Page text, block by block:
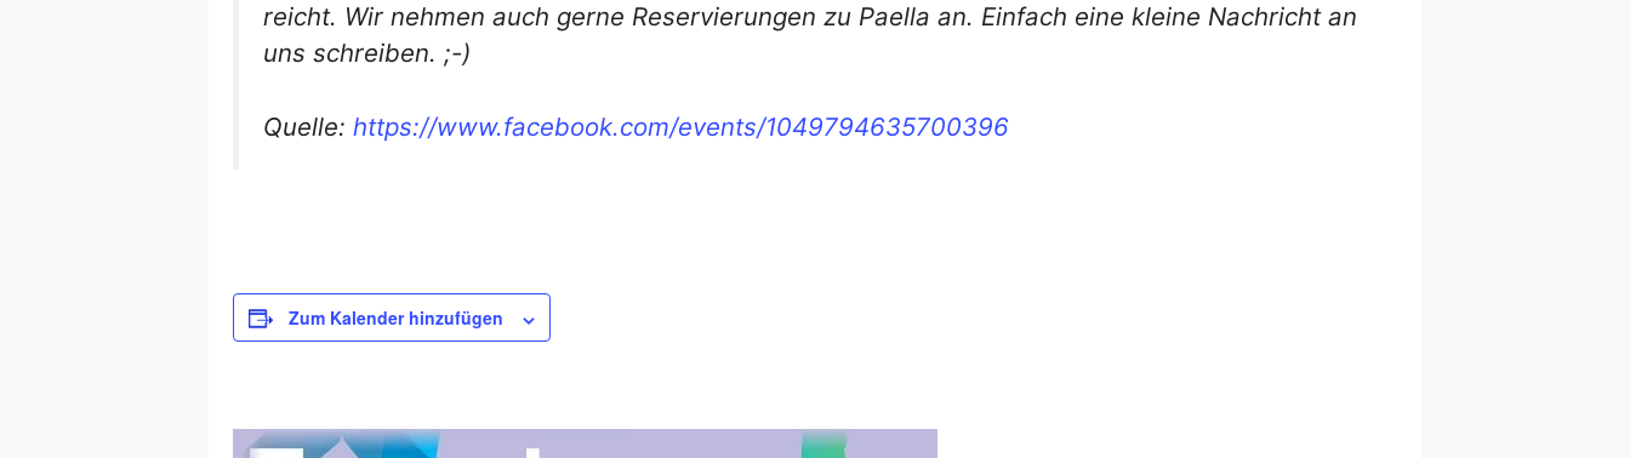
reicht. Wir nehmen auch gerne Reservierungen zu Paella an. Einfach eine kleine Nachricht an
uns schreiben. ;-)
Quelle: https://www.facebook.com/events/1049794635700396
Zum Kalender hinzufügen